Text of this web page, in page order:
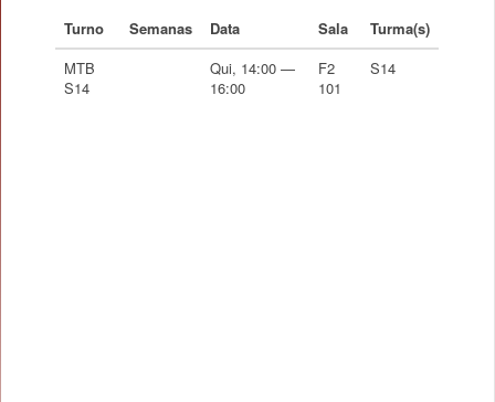
Turno Semanas Data Sala
Turma(s)
MTB
S14
Qui, 14:00 —
16:00
F2
101
S14